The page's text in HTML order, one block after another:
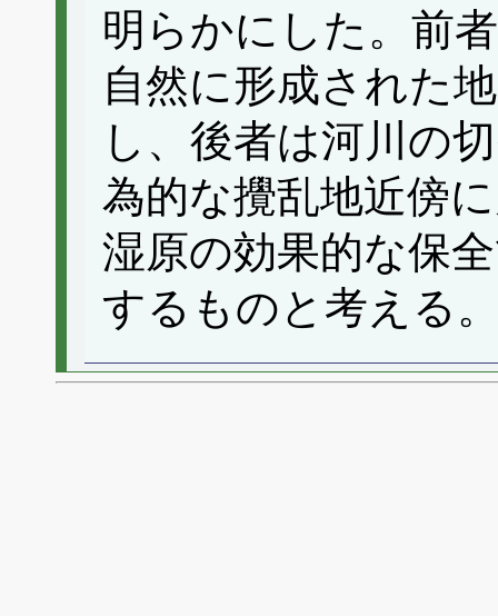
明らかにした。前
自然に形成された
し、後者は河川の
為的な攪乱地近傍
湿原の効果的な保
するものと考える